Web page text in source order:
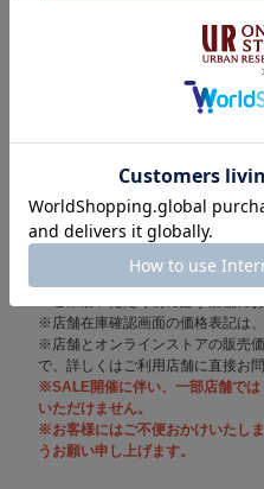
取り置き/取り寄せサービス「トリ
売り切れの場合もございますの
また、在庫数として計上されて
分となっているケースもございま
※セール期間中は在庫変動が激し
※店舗在庫確認画面の価格表記は
※店舗とオンラインストアの販売
で、詳しくはご利用店舗に直接お
※SALE開催に伴い、一部店舗では
いただけません。
※お客様にはご不便おかけいたし
うお願い申し上げます。